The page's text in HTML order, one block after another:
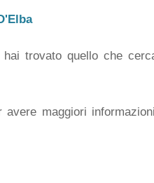
trovato quello che
avere maggiori